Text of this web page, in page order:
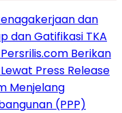
dan
dan Gatifikasi TKA
Berikan
Press Release
Menjelang
(PPP)